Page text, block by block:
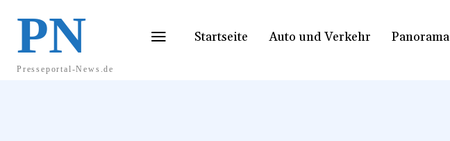
PN
Presseportal-News.de
Startseite Auto und Verkehr Panorama